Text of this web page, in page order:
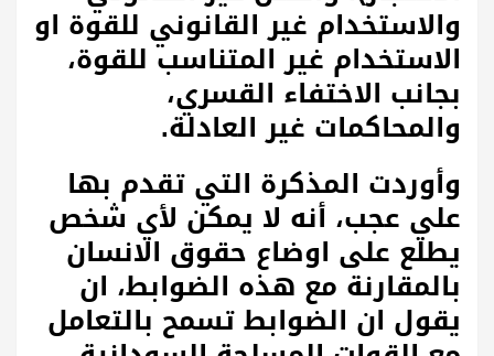
والاستخدام غير القانوني للقوة او
الاستخدام غير المتناسب للقوة،
بجانب الاختفاء القسري،
والمحاكمات غير العادلة.
وأوردت المذكرة التي تقدم بها
علي عجب، أنه لا يمكن لأي شخص
يطلع على اوضاع حقوق الانسان
بالمقارنة مع هذه الضوابط، ان
يقول ان الضوابط تسمح بالتعامل